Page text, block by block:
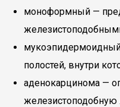
моноформный —
полостей, внутри
аденокарцинома —
железистоподобную